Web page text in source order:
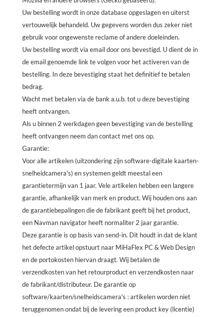
Uw bestelling wordt in onze database opgeslagen en uiterst
vertouwelijk behandeld. Uw gegevens worden dus zeker niet
gebruik voor ongewenste reclame of andere doeleinden.
Uw bestelling wordt via email door ons bevestigd. U dient de in
de email genoemde link te volgen voor het activeren van de
bestelling. In deze bevestiging staat het definitief te betalen
bedrag.
Wacht met betalen via de bank a.u.b. tot u deze bevestiging
heeft ontvangen.
Als u binnen 2 werkdagen geen bevestiging van de bestelling
heeft ontvangen neem dan contact met ons op.
Garantie:
Voor alle artikelen (uitzondering zijn software-digitale kaarten-
snelheidcamera's) en systemen geldt meestal een
garantietermijn van 1 jaar. Vele artikelen hebben een langere
garantie, afhankelijk van merk en product. Wij houden ons aan
de garantiebepalingen die de fabrikant geeft bij het product,
een Navman navigator heeft normaliter 2 jaar garantie.
Deze garantie is op basis van send-in. Dit houdt in dat de klant
het defecte artikel opstuurt naar MiHaFlex PC & Web Design
en de portokosten hiervan draagt. Wij betalen de
verzendkosten van het retourproduct en verzendkosten naar
de fabrikant/distributeur. De garantie op
software/kaarten/snelheidscamera's : artikelen worden niet
teruggenomen ondat bij de levering een product key (licentie)